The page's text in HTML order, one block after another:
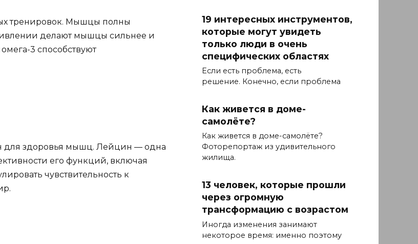
тренировок. Мышцы полны
делают мышцы сильнее и
3 способствуют
для здоровья мышц. Лейцин — одна
его функций, включая
чувствительность к
19 интересных инструментов,
которые могут увидеть
только люди в очень
специфических областях
Если есть проблема, есть
решение. Конечно, если проблема
Как живется в доме-
самолёте?
Как живется в доме-самолёте?
Фоторепортаж из удивительного
жилища.
13 человек, которые прошли
через огромную
трансформацию с возрастом
Иногда изменения занимают
некоторое время: именно поэтому